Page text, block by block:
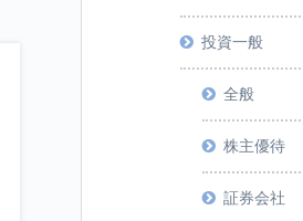
投資一般
全般
株主優待
証券会社